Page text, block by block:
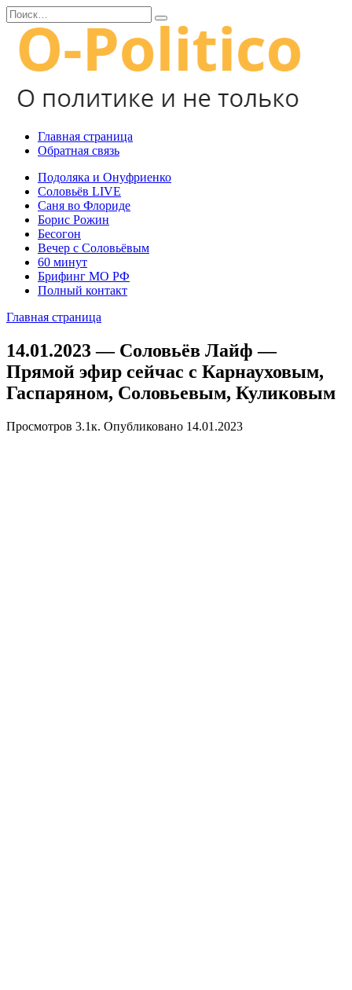
Перейти
к
содержанию
Search
for:
Главная страница
Обратная связь
Подоляка и Онуфриенко
Соловьёв LIVE
Саня во Флориде
Борис Рожин
Бесогон
Вечер с Соловьёвым
60 минут
Брифинг МО РФ
Полный контакт
Главная страница
14.01.2023 — Соловьёв Лайф —
Прямой эфир сейчас с Карнауховым,
Гаспаряном, Соловьевым, Куликовым
Просмотров 3.1к. Опубликовано 14.01.2023